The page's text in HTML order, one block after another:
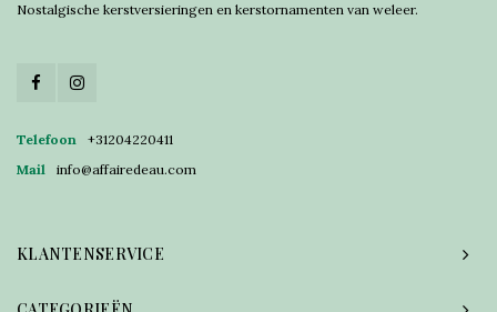
Nostalgische kerstversieringen en kerstornamenten van weleer.
Telefoon
+31204220411
Mail
info@affairedeau.com
KLANTENSERVICE